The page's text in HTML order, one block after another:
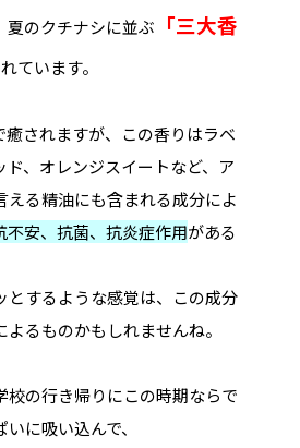
夏のクチナシに並ぶ
「三大香
ています。
癒されますが、この香りはラベ
ド、オレンジスイートなど、ア
える精油にも含まれる成分によ
不安、抗菌、抗炎症作用がある
とするような感覚は、この成分
よるものかもしれませんね。
校の行き帰りにこの時期ならで
に吸い込んで、